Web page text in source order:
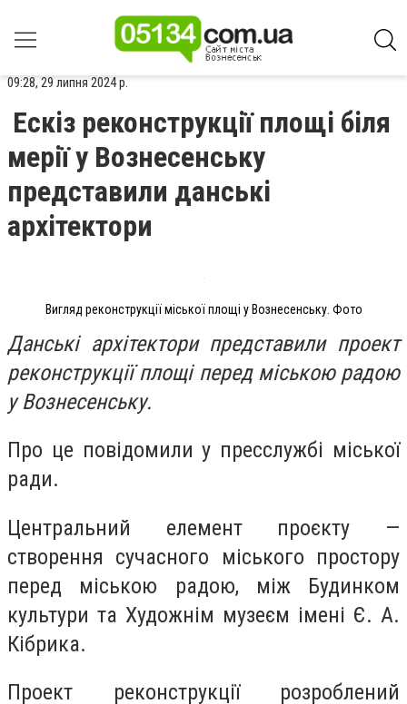
09:28, 29 липня 2024 р.
Ескіз реконструкції площі біля
мерії у Вознесенську
представили данські
архітектори
Вигляд реконструкції міської площі у Вознесенську. Фото
Данські архітектори представили проект
реконструкції площі перед міською радою
у Вознесенську.
Про це повідомили у пресслужбі міської
ради.
Центральний елемент проєкту —
створення сучасного міського простору
перед міською радою, між Будинком
культури та Художнім музеєм імені Є. А.
Кібрика.
Проект реконструкції розроблений